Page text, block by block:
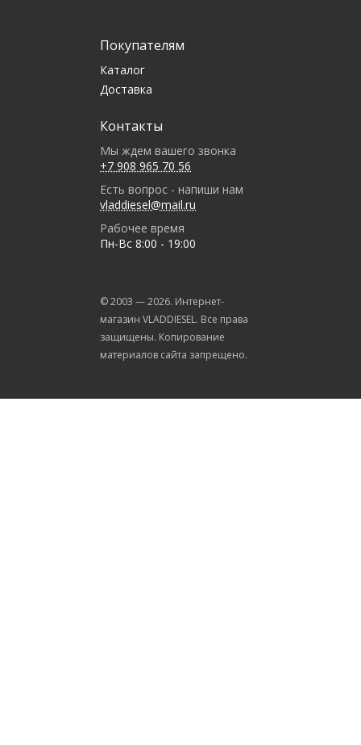
Покупателям
Каталог
Доставка
Контакты
Мы ждем вашего звонка
+7 908 965 70 56
Есть вопрос - напиши нам
vladdiesel@mail.ru
Рабочее время
Пн-Вс 8:00 - 19:00
© 2003 —2026. Интернет-
магазин VLADDIESEL. Все права
защищены. Копирование
материалов сайта запрещено.